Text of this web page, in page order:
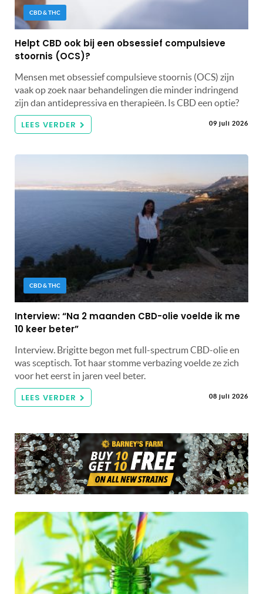
CBD & THC
Helpt CBD ook bij een obsessief compulsieve
stoornis (OCS)?
Mensen met obsessief compulsieve stoornis (OCS) zijn
vaak op zoek naar behandelingen die minder indringend
zijn dan antidepressiva en therapieën. Is CBD een optie?
LEES VERDER 09 juli 2026
CBD & THC
Interview: “Na 2 maanden CBD-olie voelde ik me
10 keer beter”
Interview. Brigitte begon met full-spectrum CBD-olie en
was sceptisch. Tot haar stomme verbazing voelde ze zich
voor het eerst in jaren veel beter.
LEES VERDER 08 juli 2026